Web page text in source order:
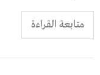
متابعة القراءة